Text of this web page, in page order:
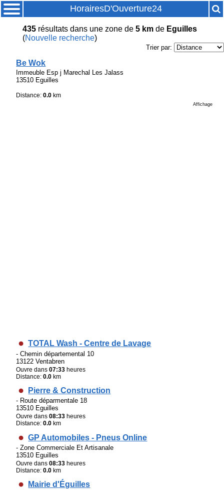
HorairesD'Ouverture24
435résultatsdans une zone de 5 kmde Eguilles
(Nouvelle recherche)
Trier par:
Be Wok
Immeuble Esp j Marechal Les Jalass
13510 Eguilles
Distance:0.0 km
Affichage
TOTAL Wash - Centre de Lavage
- Chemin départemental 10
13122 Ventabren
Ouvre dans07:33 heures
Distance:0.0 km
Pierre & Construction
- Route déparmentale 18
13510 Eguilles
Ouvre dans08:33 heures
Distance:0.0 km
GP Automobiles - Pneus Online
- Zone Commerciale Et Artisanale
13510 Eguilles
Ouvre dans08:33 heures
Distance:0.0 km
Mairie d'Éguilles